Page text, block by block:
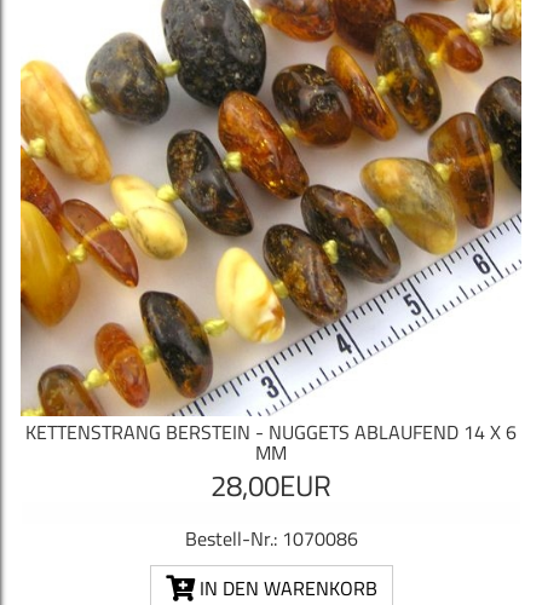
KETTENSTRANG BERSTEIN - NUGGETS ABLAUFEND 14 X 6
MM
28,00EUR
Bestell-Nr.: 1070086
IN DEN WARENKORB